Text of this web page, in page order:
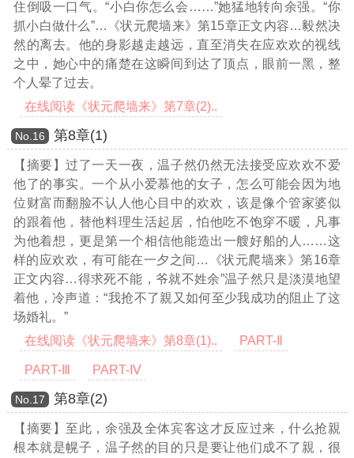
住倒吸一口气。“小白你怎么会……”她猛地转向余强。“你
抓小白做什么”…《状元爬墙来》第15章正文内容…毅然决
然的离去。他的身影越走越远，直至消失在应欢欢的视线
之中，她心中的痛楚在这瞬间到达了顶点，眼前一黑，整
个人晕了过去。
在线阅读《状元爬墙来》第7章(2)..
Νο.16 第8章(1)
【摘要】过了一天一夜，温子然仍然无法接受应欢欢不爱
他了的事实。一个从小爱慕他的女子，怎么可能会因为地
位财富而翻脸不认人他心目中的欢欢，该是像个管家婆似
的跟着他，替他料理生活起居，怕他吃不饱穿不暖，凡事
为他着想，更是第一个相信他能造出一艘好船的人……这
样的应欢欢，有可能在一夕之间 …《状元爬墙来》第16章
正文内容…得求死不能，爷就不姓余”温子然只是淡漠地望
着他，冷声道：“我抢不了親又如何至少我成功的阻止了这
场婚礼。”
在线阅读《状元爬墙来》第8章(1)..
PART-Ⅱ
PART-Ⅲ PART-Ⅳ
Νο.17 第8章(2)
【摘要】至此，余强及全体宾客这才反应过来，什么抢親
根本就是幌子，温子然的目的只是要让他们成不了親，很